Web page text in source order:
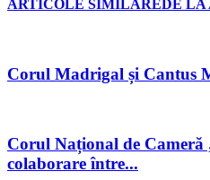
ARTICOLE SIMILAREDE LA
Corul Madrigal și Cantus
Corul Național de
colaborare între...